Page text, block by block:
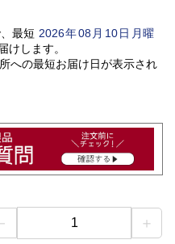
最短 2026年08 月 10日月曜
けします。
への最短お届け日が表示され
1 ＋